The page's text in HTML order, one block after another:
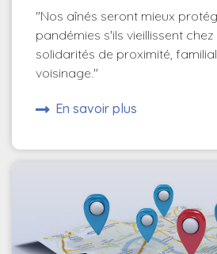
"Nos aînés seront mieux
pandémies s'ils vieillissent
solidarités de proximité,
voisinage."
En savoir plus